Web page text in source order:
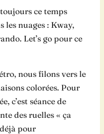
ce temps
les nuages : Kway,
Let’s go pour ce
nous filons vers le
colorées. Pour
c’est séance de
des ruelles « ça
pour